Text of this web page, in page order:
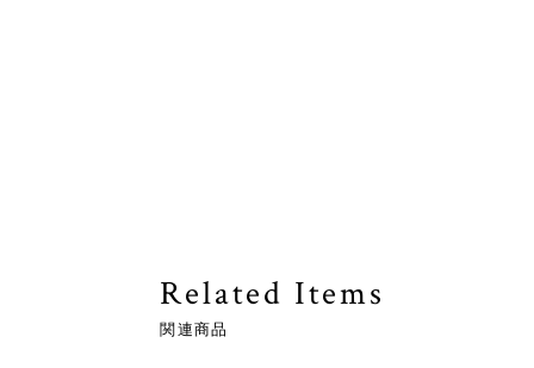
Related Items
関連商品